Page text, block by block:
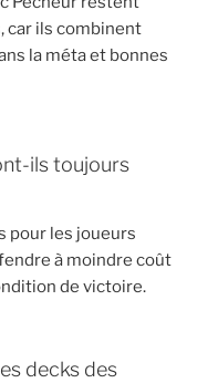
car ils combinent
la méta et bonnes
ils toujours
pour les joueurs
à moindre coût
de victoire.
decks des